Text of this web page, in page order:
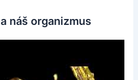
náš organizmus